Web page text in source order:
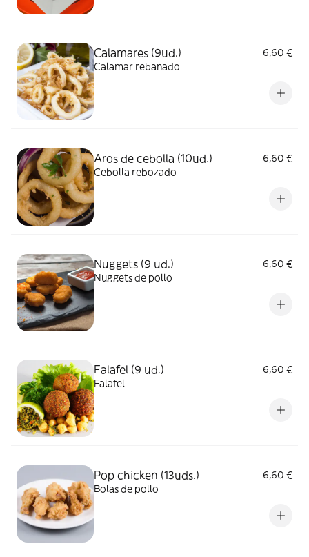
Calamares (9ud.)
6,60 €
Calamar rebanado
Aros de cebolla (10ud.)
6,60 €
Cebolla rebozado
Nuggets (9 ud.)
6,60 €
Nuggets de pollo
Falafel (9 ud.)
6,60 €
Falafel
Pop chicken (13uds.)
6,60 €
Bolas de pollo